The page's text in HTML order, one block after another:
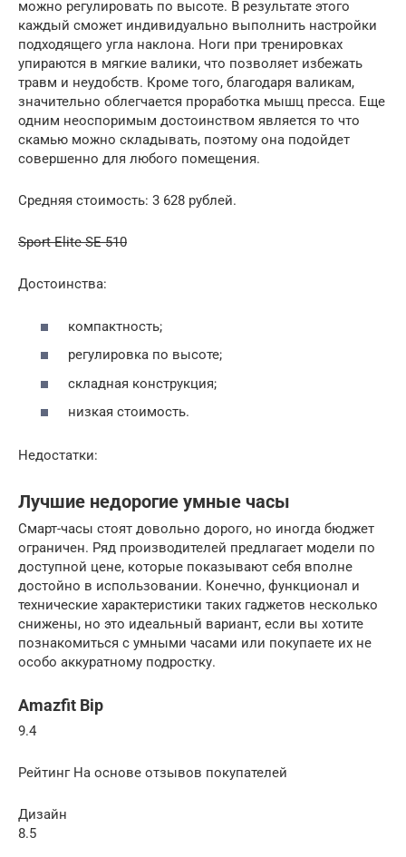
можно регулировать по высоте. В результате этого
каждый сможет индивидуально выполнить настройки
подходящего угла наклона. Ноги при тренировках
упираются в мягкие валики, что позволяет избежать
травм и неудобств. Кроме того, благодаря валикам,
значительно облегчается проработка мышц пресса. Еще
одним неоспоримым достоинством является то что
скамью можно складывать, поэтому она подойдет
совершенно для любого помещения.
Средняя стоимость: 3 628 рублей.
Sport Elite SE-510
Достоинства:
компактность;
регулировка по высоте;
складная конструкция;
низкая стоимость.
Недостатки:
Лучшие недорогие умные часы
Смарт-часы стоят довольно дорого, но иногда бюджет
ограничен. Ряд производителей предлагает модели по
доступной цене, которые показывают себя вполне
достойно в использовании. Конечно, функционал и
технические характеристики таких гаджетов несколько
снижены, но это идеальный вариант, если вы хотите
познакомиться с умными часами или покупаете их не
особо аккуратному подростку.
Amazfit Bip
9.4
Рейтинг На основе отзывов покупателей
Дизайн
8.5